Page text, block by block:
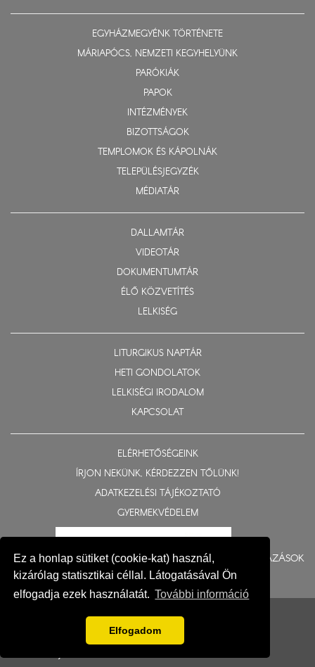
Ez a honlap sütiket (cookie-kat) használ,
kizárólag statisztikai céllal. Látogatásával Ön
elfogadja ezek használatát. További információ
Elfogadom
EGYHÁZMEGYÉNK TÖRTÉNETE
MÁRIAPÓCS, NEMZETI KEGYHELYÜNK
PARÓKIÁK
PAPOK
INTÉZMÉNYEK
BIZOTTSÁGOK
TEMPLOMOK ÉS KÁPOLNÁK
TELEPÜLÉSJEGYZÉK
MÉDIATÁR
DALLAMTÁR
VIDEOTÁR
DOKUMENTUMTÁR
ÉLŐ KÖZVETÍTÉS
LELKISÉG
LITURGIKUS NAPTÁR
HETI GONDOLATOK
LELKISÉGI IRODALOM
KAPCSOLAT
ELÉRHETŐSÉGEINK
ÍRJON NEKÜNK, KÉRDEZZEN TŐLÜNK!
ADATKEZELÉSI TÁJÉKOZTATÓ
GYERMEKVÉDELEM
BERUHÁZÁSOK
Impresszum
Fejlesztés: Gerner Attila, Zadubenszki Norbert